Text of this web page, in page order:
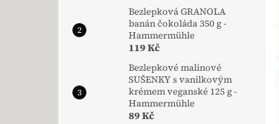
Bezlepková GRANOLA
banán čokoláda 350 g -
Hammermühle
119 Kč
Bezlepkové malinové
SUŠENKY s vanilkovým
krémem veganské 125 g -
Hammermühle
89 Kč